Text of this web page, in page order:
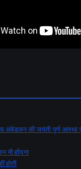
अंबेडकर की जयंती पूर्ण
नी होंयगा
होती